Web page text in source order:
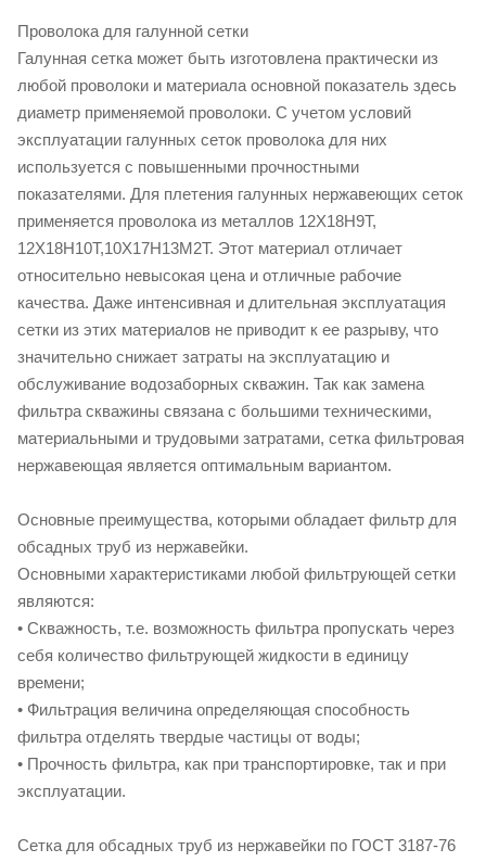
Проволока для галунной сетки
Галунная сетка может быть изготовлена практически из
любой проволоки и материала основной показатель здесь
диаметр применяемой проволоки. С учетом условий
эксплуатации галунных сеток проволока для них
используется с повышенными прочностными
показателями. Для плетения галунных нержавеющих сеток
применяется проволока из металлов 12Х18Н9Т,
12Х18Н10Т,10Х17Н13М2Т. Этот материал отличает
относительно невысокая цена и отличные рабочие
качества. Даже интенсивная и длительная эксплуатация
сетки из этих материалов не приводит к ее разрыву, что
значительно снижает затраты на эксплуатацию и
обслуживание водозаборных скважин. Так как замена
фильтра скважины связана с большими техническими,
материальными и трудовыми затратами, сетка фильтровая
нержавеющая является оптимальным вариантом.
Основные преимущества, которыми обладает фильтр для
обсадных труб из нержавейки.
Основными характеристиками любой фильтрующей сетки
являются:
• Скважность, т.е. возможность фильтра пропускать через
себя количество фильтрующей жидкости в единицу
времени;
• Фильтрация величина определяющая способность
фильтра отделять твердые частицы от воды;
• Прочность фильтра, как при транспортировке, так и при
эксплуатации.
Сетка для обсадных труб из нержавейки по ГОСТ 3187-76